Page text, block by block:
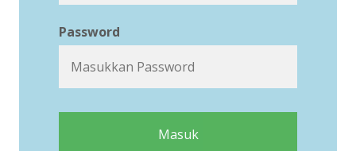
Password
Masuk